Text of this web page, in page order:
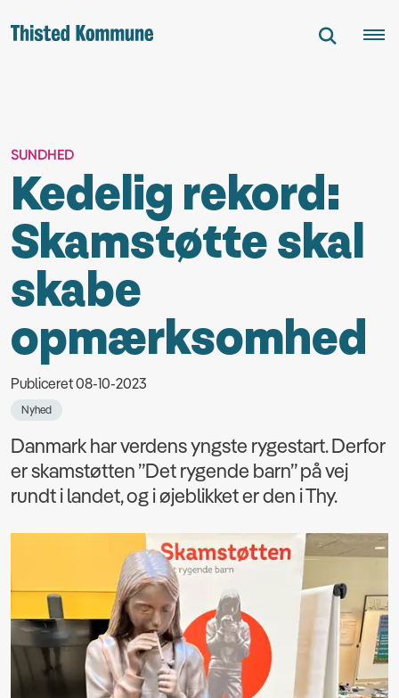
SUNDHED
Kedelig rekord:
Skamstøtte skal
skabe
opmærksomhed
Publiceret 08-10-2023
Nyhed
Danmark har verdens yngste rygestart. Derfor
er skamstøtten ”Det rygende barn” på vej
rundt i landet, og i øjeblikket er den i Thy.